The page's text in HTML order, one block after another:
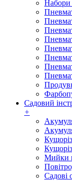
Набори
Садовий
+
Мийки
Садові